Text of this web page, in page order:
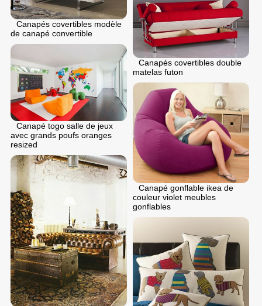
Canapés covertibles modèle
de canapé convertible
Canapés covertibles double
matelas futon
Canapé togo salle de jeux
avec grands poufs oranges
resized
Canapé gonflable ikea de
couleur violet meubles
gonflables